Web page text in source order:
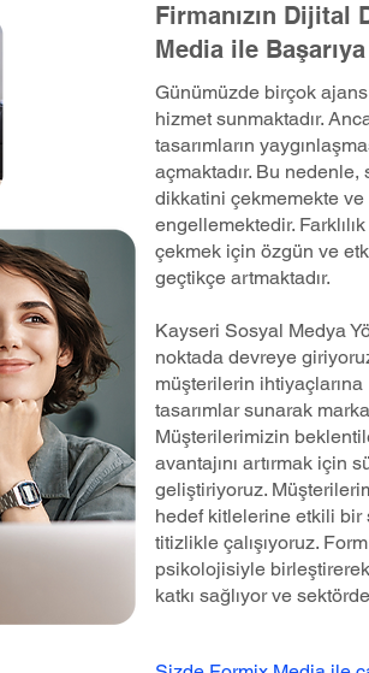
Firmanızın Dijital
Media ile
Günümüzde birçok
hizmet sunmaktadır.
tasarımların
açmaktadır. Bu nedenle,
dikkatini çekmemekte ve
engellemektedir.
çekmek için özgün ve
geçtikçe artmaktadır.
Kayseri Sosyal Medya
noktada devreye
müşterilerin ihtiyaçlarına
tasarımlar sunarak
Müşterilerimizin
avantajını artırmak için
geliştiriyoruz.
hedef kitlelerine etkili bir
titizlikle çalışıyoruz.
psikolojisiyle
katkı sağlıyor ve